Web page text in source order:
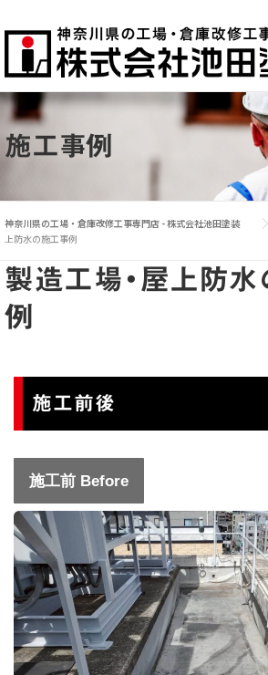
施工事例
神奈川県の工場・倉庫改修工事専門店 - 株式会社池田塗装
上防水の施工事例
製造工場・屋上防
例
施工前後
施工前 Before